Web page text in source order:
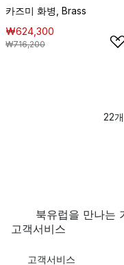
카즈미 화병, Brass
₩624,300
₩716,200
22
북유럽을 만나는
고객서비스
고객서비스